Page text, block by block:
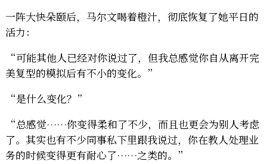
一阵大快朵颐后，马尔文喝着橙汁，彻底恢复了她平日的
活力：
“可能其他人已经对你说过了，但我总感觉你自从离开完
美复型的模拟后有不小的变化。”
“是什么变化？”
“总感觉……你变得柔和了不少，而且也更会为别人考虑
了。其实也有不少同事私下里跟我说过，你在教人处理业
务的时候变得更有耐心了……之类的。”